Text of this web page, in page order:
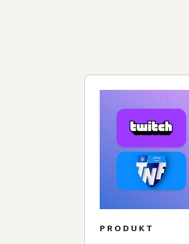
PRODUKT